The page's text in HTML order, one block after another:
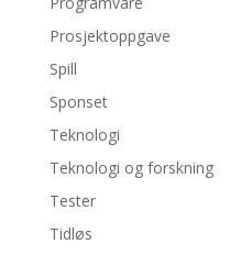
Prosjektoppgave
Spill
Sponset
Teknologi
Teknologi og forskning
Tester
Tidløs